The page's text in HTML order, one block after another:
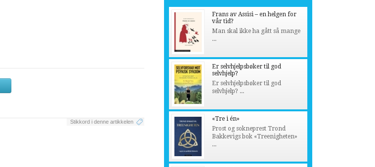
Stikkord i denne artikkelen
Frans av Assisi – en helgen for
vår tid?
Man skal ikke ha gått så mange
...
Er selvhjelpsbøker til god
selvhjelp?
Er selvhjelpsbøker til god
selvhjelp? ...
«Tre i én»
Prost og sokneprest Trond
Bakkevigs bok «Treenigheten»
...